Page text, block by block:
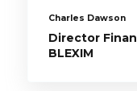
Charles Dawson
Director
BLEXIM